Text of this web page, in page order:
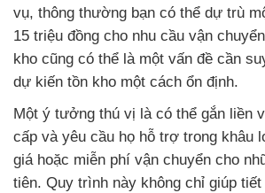
vụ, thông thường bạn có thể dự trù
15 triệu đồng cho nhu cầu vận
kho cũng có thể là một vấn đề cần
dự kiến tồn kho một cách ổn định.
Một ý tưởng thú vị là có thể gắn liền
cấp và yêu cầu họ hỗ trợ trong khâu
giá hoặc miễn phí vận chuyển cho
tiên. Quy trình này không chỉ giúp